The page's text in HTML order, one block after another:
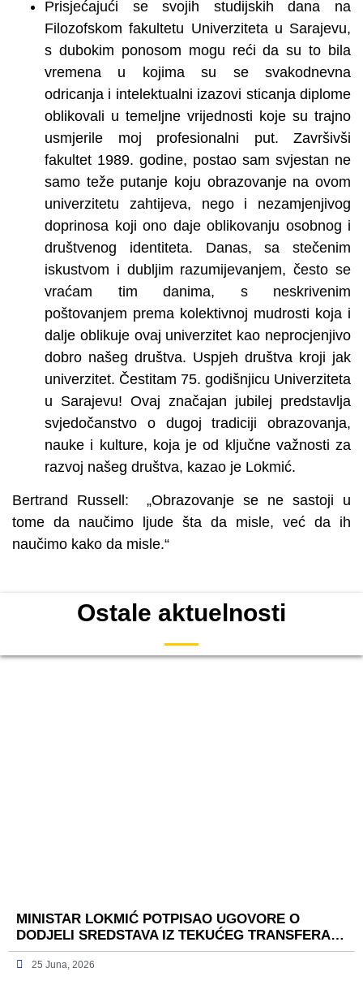
Prisjećajući se svojih studijskih dana na
Filozofskom fakultetu Univerziteta u Sarajevu,
s dubokim ponosom mogu reći da su to bila
vremena u kojima su se svakodnevna
odricanja i intelektualni izazovi sticanja diplome
oblikovali u temeljne vrijednosti koje su trajno
usmjerile moj profesionalni put. Završivši
fakultet 1989. godine, postao sam svjestan ne
samo teže putanje koju obrazovanje na ovom
univerzitetu zahtijeva, nego i nezamjenjivog
doprinosa koji ono daje oblikovanju osobnog i
društvenog identiteta. Danas, sa stečenim
iskustvom i dubljim razumijevanjem, često se
vraćam tim danima, s neskrivenim
poštovanjem prema kolektivnoj mudrosti koja i
dalje oblikuje ovaj univerzitet kao neprocjenjivo
dobro našeg društva. Uspjeh društva kroji jak
univerzitet. Čestitam 75. godišnjicu Univerziteta
u Sarajevu! Ovaj značajan jubilej predstavlja
svjedočanstvo o dugoj tradiciji obrazovanja,
nauke i kulture, koja je od ključne važnosti za
razvoj našeg društva, kazao je Lokmić.
Bertrand Russell: „Obrazovanje se ne sastoji u
tome da naučimo ljude šta da misle, već da ih
naučimo kako da misle.“
Ostale aktuelnosti
MINISTAR LOKMIĆ POTPISAO UGOVORE O
DODJELI SREDSTAVA IZ TEKUĆEG TRANSFERA…
25 Juna, 2026